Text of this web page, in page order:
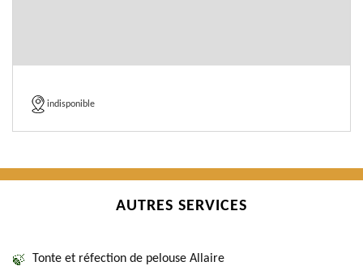
indisponible
AUTRES SERVICES
Tonte et réfection de pelouse Allaire